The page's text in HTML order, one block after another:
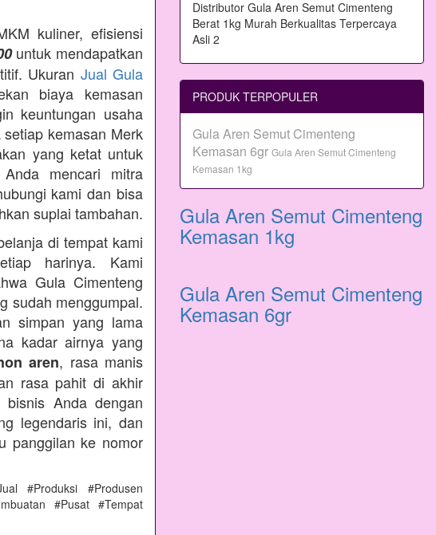
kuliner, efisiensi
untuk mendapatkan
Ukuran Jual Gula
biaya kemasan
keuntungan usaha
kemasan Merk
yang ketat untuk
mencari mitra
kami dan bisa
suplai tambahan.
di tempat kami
harinya. Kami
Gula Cimenteng
sudah menggumpal.
simpan yang lama
kadar airnya yang
aren, rasa manis
rasa pahit di akhir
Anda dengan
legendaris ini, dan
panggilan ke nomor
#Produksi #Produsen
#Pusat #Tempat
PRODUK TERPOPULER
Gula Aren Semut Cimenteng
Kemasan 6gr Gula Aren Semut Cimenteng
Kemasan 1kg
Gula Aren Semut Cimenteng
Kemasan 1kg
Gula Aren Semut Cimenteng
Kemasan 6gr